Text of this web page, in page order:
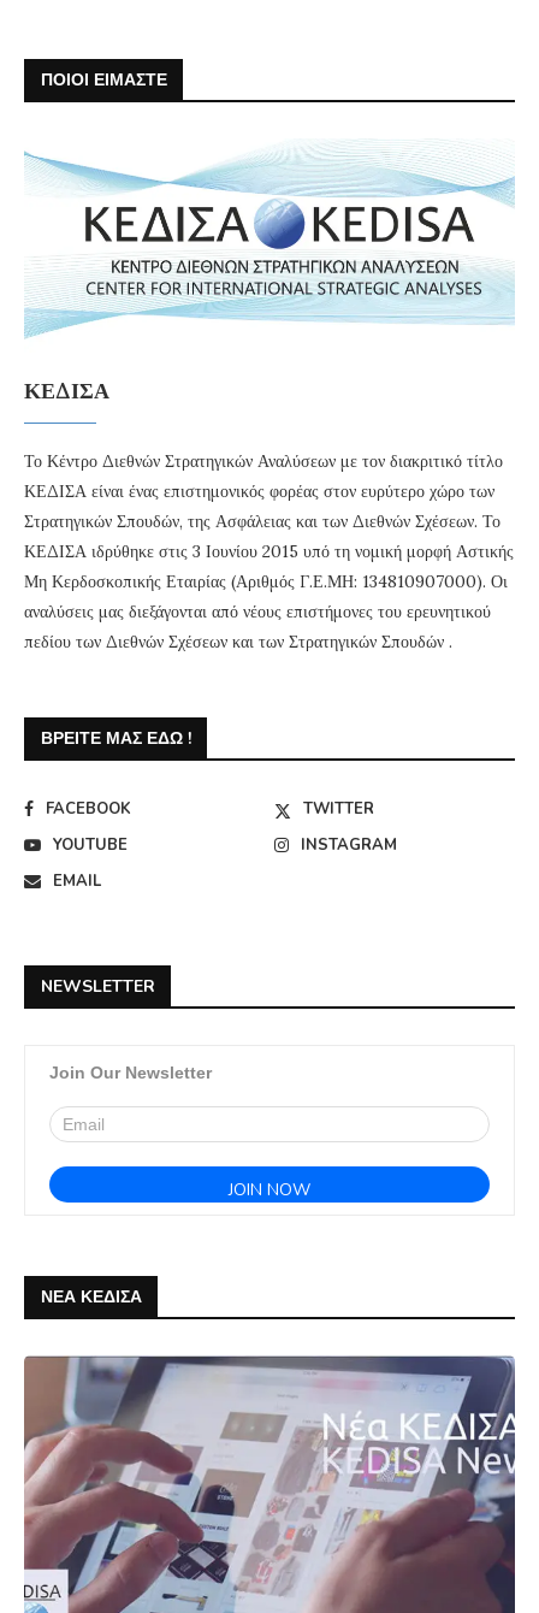
ΠΟΙΟΙ ΕΙΜΑΣΤΕ
ΚΕΔΙΣΑ
Το Κέντρο Διεθνών Στρατηγικών Αναλύσεων με τον διακριτικό τίτλο
ΚΕΔΙΣΑ είναι ένας επιστημονικός φορέας στον ευρύτερο χώρο των
Στρατηγικών Σπουδών, της Ασφάλειας και των Διεθνών Σχέσεων. Το
ΚΕΔΙΣΑ ιδρύθηκε στις 3 Ιουνίου 2015 υπό τη νομική μορφή Αστικής
Μη Κερδοσκοπικής Εταιρίας (Αριθμός Γ.Ε.ΜΗ: 134810907000). Οι
αναλύσεις μας διεξάγονται από νέους επιστήμονες του ερευνητικού
πεδίου των Διεθνών Σχέσεων και των Στρατηγικών Σπουδών .
ΒΡΕΊΤΕ ΜΑΣ ΕΔΏ !
FACEBOOK
TWITTER
YOUTUBE
INSTAGRAM
EMAIL
NEWSLETTER
Join Our Newsletter
ΝΕΑ ΚΕΔΙΣΑ